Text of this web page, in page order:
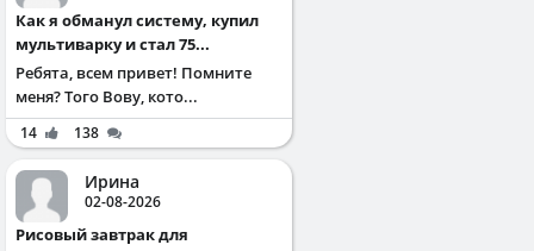
Как я обманул систему, купил
мультиварку и стал 75...
Ребята, всем привет! Помните
меня? Того Вову, кото...
14 138
Ирина
02-08-2026
Рисовый завтрак для